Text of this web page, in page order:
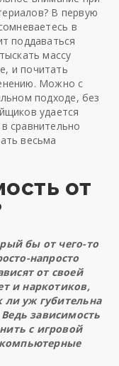
В первую
в
поддаваться
массу
и почитать
Можно с
подходе, без
удается
сравнительно
весьма
от
бы от чего-то
напросто
от своей
и наркотиков,
ли уж губительна
зависимость
с игровой